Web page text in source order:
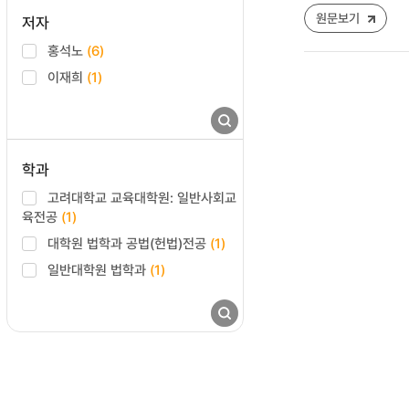
저자
홍석노 (6)
이재희 (1)
학과
고려대학교 교육대학원: 일반사회교
육전공 (1)
대학원 법학과 공법(헌법)전공 (1)
일반대학원 법학과 (1)
원문보기